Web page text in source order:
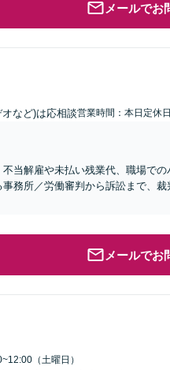
メールでお
など)は応相談営業時間：本日定休日
当解雇や未払い残業代、職場で
務所／労働審判から訴訟まで、
メールでお
（土曜日）